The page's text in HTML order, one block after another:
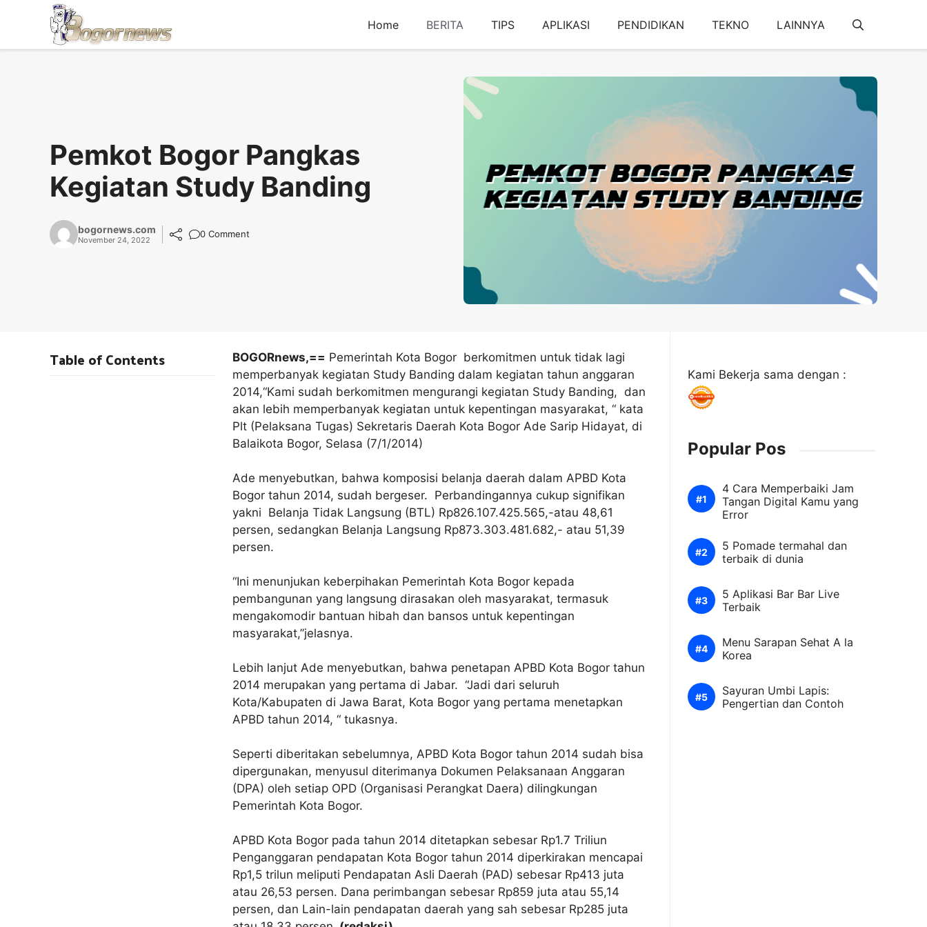
Home BERITA TIPS APLIKASI PENDIDIKAN TEKNO LAINNYA
Pemkot Bogor Pangkas
Kegiatan Study Banding
bogornews.com
November 24, 2022
0 Comment
BOGORnews,== Pemerintah Kota Bogor berkomitmen untuk tidak lagi
memperbanyak kegiatan Study Banding dalam kegiatan tahun anggaran
2014,“Kami sudah berkomitmen mengurangi kegiatan Study Banding, dan
akan lebih memperbanyak kegiatan untuk kepentingan masyarakat, “ kata
Plt (Pelaksana Tugas) Sekretaris Daerah Kota Bogor Ade Sarip Hidayat, di
Balaikota Bogor, Selasa (7/1/2014)
Ade menyebutkan, bahwa komposisi belanja daerah dalam APBD Kota
Bogor tahun 2014, sudah bergeser. Perbandingannya cukup signifikan
yakni Belanja Tidak Langsung (BTL) Rp826.107.425.565,-atau 48,61
persen, sedangkan Belanja Langsung Rp873.303.481.682,- atau 51,39
persen.
“Ini menunjukan keberpihakan Pemerintah Kota Bogor kepada
pembangunan yang langsung dirasakan oleh masyarakat, termasuk
mengakomodir bantuan hibah dan bansos untuk kepentingan
masyarakat,”jelasnya.
Lebih lanjut Ade menyebutkan, bahwa penetapan APBD Kota Bogor tahun
2014 merupakan yang pertama di Jabar. “Jadi dari seluruh
Kota/Kabupaten di Jawa Barat, Kota Bogor yang pertama menetapkan
APBD tahun 2014, “ tukasnya.
Seperti diberitakan sebelumnya, APBD Kota Bogor tahun 2014 sudah bisa
dipergunakan, menyusul diterimanya Dokumen Pelaksanaan Anggaran
(DPA) oleh setiap OPD (Organisasi Perangkat Daera) dilingkungan
Pemerintah Kota Bogor.
APBD Kota Bogor pada tahun 2014 ditetapkan sebesar Rp1.7 Triliun
Penganggaran pendapatan Kota Bogor tahun 2014 diperkirakan mencapai
Rp1,5 trilun meliputi Pendapatan Asli Daerah (PAD) sebesar Rp413 juta
atau 26,53 persen. Dana perimbangan sebesar Rp859 juta atau 55,14
persen, dan Lain-lain pendapatan daerah yang sah sebesar Rp285 juta
Table of Contents
Kami Bekerja sama dengan :
Popular Pos
4 Cara Memperbaiki Jam
Tangan Digital Kamu yang
Error
5 Pomade termahal dan
terbaik di dunia
5 Aplikasi Bar Bar Live
Terbaik
Menu Sarapan Sehat A la
Korea
Sayuran Umbi Lapis:
Pengertian dan Contoh